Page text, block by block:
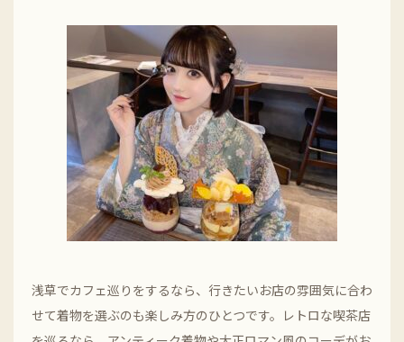
浅草でカフェ巡りをするなら、行きたいお店の雰囲気に合わ
せて着物を選ぶのも楽しみ方のひとつです。レトロな喫茶店